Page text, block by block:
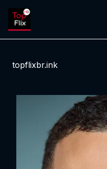
topflixbr.ink